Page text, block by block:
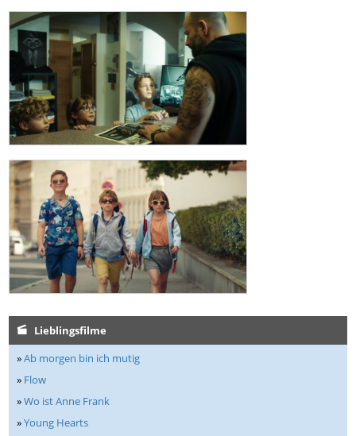
Lieblingsfilme
»Ab morgen bin ich mutig
» Flow
»Wo ist Anne Frank
»Young Hearts